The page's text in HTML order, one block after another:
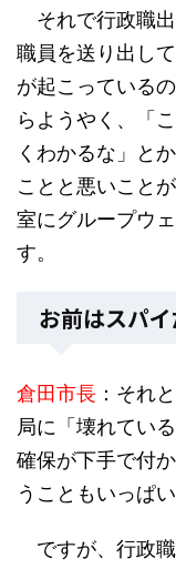
それで行政職
職員を送り出し
が起こっている
らようやく、「
くわかるな」と
ことと悪いこと
室にグループウ
す。
お前はスパイ
倉田市長 ：それ
局に「壊れてい
確保が下手で付
うこともいっぱ
ですが、行政